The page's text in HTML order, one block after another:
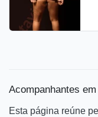
Acompanhantes
Esta página reúne